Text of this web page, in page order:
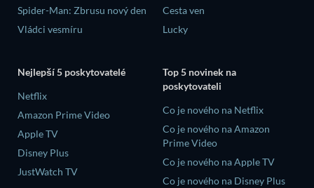
Spider-Man: Zbrusu nový den
Vládci vesmíru
Cesta ven
Lucky
Nejlepší 5 poskytovatelé
Netflix
Amazon Prime Video
Apple TV
Disney Plus
JustWatch TV
Top 5 novinek na
poskytovateli
Co je nového na Netflix
Co je nového na Amazon
Prime Video
Co je nového na Apple TV
Co je nového na Disney Plus